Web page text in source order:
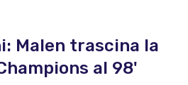
Malen trascina la
al 98'